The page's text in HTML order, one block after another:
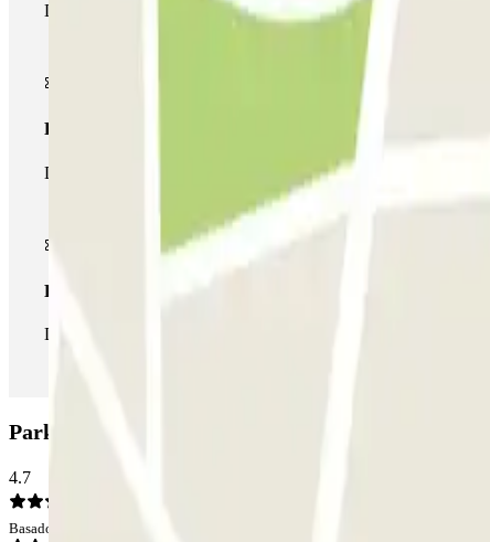
Durante tu estancia podrás entrar y salir una única vez al parking
Pase multiparking
Durante tu estancia podrás hacer uso de toda la red de parkings
Pase ilimitado
Durante tu estancia podrás entrar y salir del parking todas las
Parking Vasto 2 - Shuttle - Porto e Stazione
4.7
Basado en 2 opiniones